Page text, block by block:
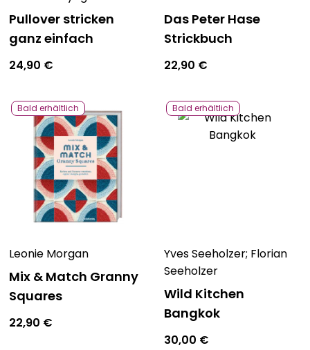
Bavarica & Karikaturen
Pullover stricken
ganz einfach
24,90 €
Das Peter Hase
Strickbuch
22,90 €
Bald erhältlich
Leonie Morgan
Mix & Match Granny
Squares
22,90 €
Bald erhältlich
Yves Seeholzer; Florian
Seeholzer
Wild Kitchen
Bangkok
30,00 €